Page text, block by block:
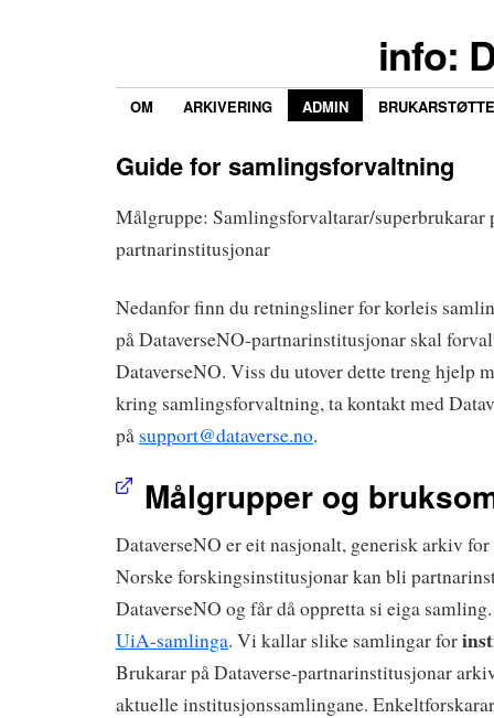
info:
OM ARKIVERING ADMIN BRUKARSTØTTE
Guide for samlingsforvaltning
Målgruppe: Samlingsforvaltarar/superbrukarar
partnarinstitusjonar
Nedanfor finn du retningsliner for korleis
på DataverseNO-partnarinstitusjonar skal
DataverseNO. Viss du utover dette treng hjelp
kring samlingsforvaltning, ta kontakt med
på support@dataverse.no.
Målgrupper og
DataverseNO er eit nasjonalt, generisk arkiv
Norske forskingsinstitusjonar kan bli
DataverseNO og får då oppretta si eiga
UiA-samlinga. Vi kallar slike samlingar for
Brukarar på Dataverse-partnarinstitusjonar
aktuelle institusjonssamlingane.